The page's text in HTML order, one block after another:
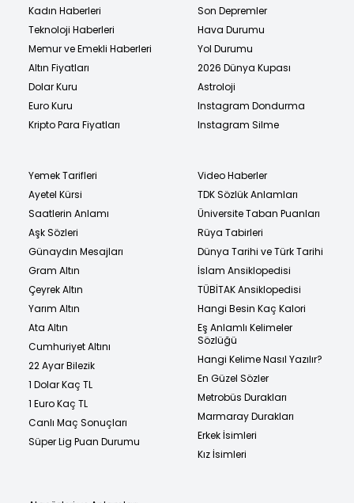
Kadın Haberleri
Teknoloji Haberleri
Memur ve Emekli Haberleri
Altın Fiyatları
Dolar Kuru
Euro Kuru
Kripto Para Fiyatları
Son Depremler
Hava Durumu
Yol Durumu
2026 Dünya Kupası
Astroloji
Instagram Dondurma
Instagram Silme
Yemek Tarifleri
Ayetel Kürsi
Saatlerin Anlamı
Aşk Sözleri
Günaydın Mesajları
Gram Altın
Çeyrek Altın
Yarım Altın
Ata Altın
Cumhuriyet Altını
22 Ayar Bilezik
1 Dolar Kaç TL
1 Euro Kaç TL
Canlı Maç Sonuçları
Süper Lig Puan Durumu
Video Haberler
TDK Sözlük Anlamları
Üniversite Taban Puanları
Rüya Tabirleri
Dünya Tarihi ve Türk Tarihi
İslam Ansiklopedisi
TÜBİTAK Ansiklopedisi
Hangi Besin Kaç Kalori
Eş Anlamlı Kelimeler
Sözlüğü
Hangi Kelime Nasıl Yazılır?
En Güzel Sözler
Metrobüs Durakları
Marmaray Durakları
Erkek İsimleri
Kız İsimleri